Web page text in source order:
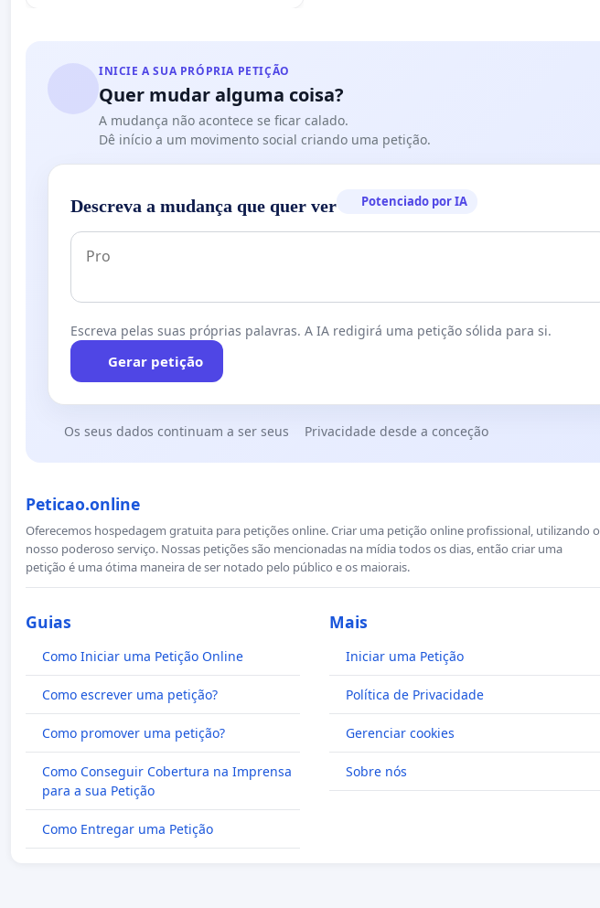
INICIE A SUA PRÓPRIA PETIÇÃO
Quer mudar alguma coisa?
A mudança não acontece se ficar calado.
Dê início a um movimento social criando uma petição.
Descreva a mudança que quer ver Potenciado por IA
Escreva pelas suas próprias palavras. A IA redigirá uma petição sólida para si.
Gerar petição
Os seus dados continuam a ser seus Privacidade desde a conceção
Peticao.online
Oferecemos hospedagem gratuita para petições online. Criar uma petição online profissional, utilizando o
nosso poderoso serviço. Nossas petições são mencionadas na mídia todos os dias, então criar uma
petição é uma ótima maneira de ser notado pelo público e os maiorais.
Guias
Como Iniciar uma Petição Online
Como escrever uma petição?
Como promover uma petição?
Como Conseguir Cobertura na Imprensa
para a sua Petição
Como Entregar uma Petição
Mais
Iniciar uma Petição
Política de Privacidade
Gerenciar cookies
Sobre nós